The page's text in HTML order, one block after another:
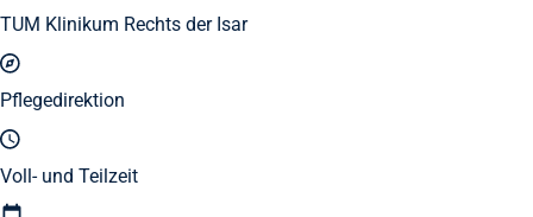
TUM Klinikum Rechts der Isar
Pflegedirektion
Voll- und Teilzeit